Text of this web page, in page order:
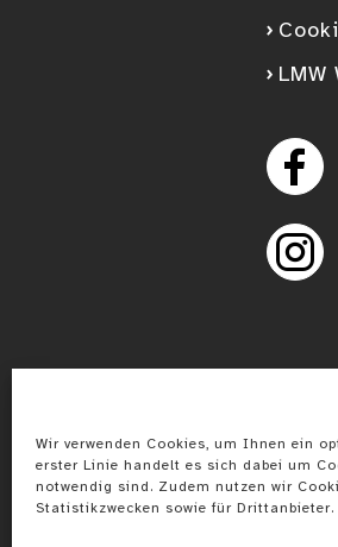
Wir verwenden Cookies, um Ihnen ein
erster Linie handelt es sich dabei um
notwendig sind. Zudem nutzen wir
Statistikzwecken sowie für Drittanbieter.
LMW